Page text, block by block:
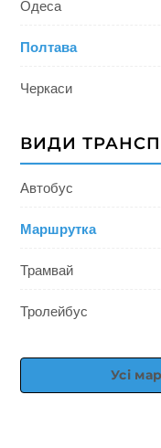
Одеса
Полтава
Черкаси
ВИДИ
Автобус
Маршрутка
Трамвай
Тролейбус
Усі